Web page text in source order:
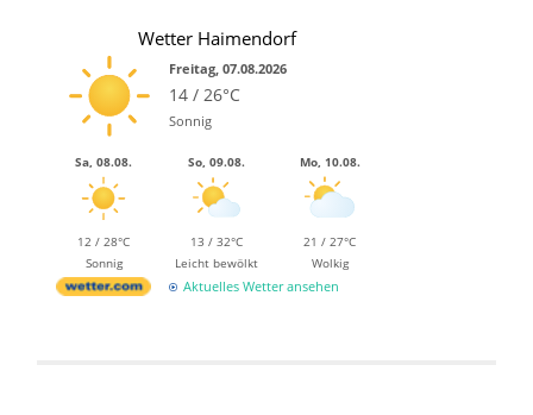
Wetter Haimendorf
Freitag, 07.08.2026
14 / 26°C
Sonnig
Sa, 08.08.
12 / 28°C
Sonnig
So, 09.08.
13 / 32°C
Leicht bewölkt
Mo, 10.08.
21 / 27°C
Wolkig
Aktuelles Wetter ansehen